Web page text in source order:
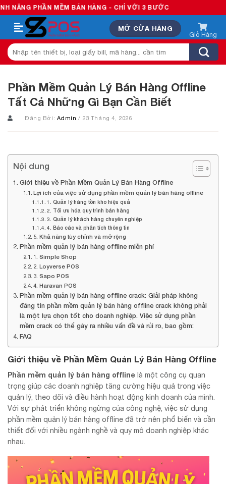
Skip
to
content
MỀM BÁN HÀNG - CHỈ VỚI 3 BƯỚC
MỞ CỬA HÀNG
Tìm
kiếm:
Phần Mềm Quản Lý Bán Hàng Offline
Tất Cả Những Gì Bạn Cần Biết
Đăng Bởi: Admin/ 23 Tháng 4, 2026
Nội dung
Giới thiệu về Phần Mềm Quản Lý Bán Hàng Offline
Lợi ích của việc sử dụng phần mềm quản lý bán hàng offline
1. Quản lý hàng tồn kho hiệu quả
2. Tối ưu hóa quy trình bán hàng
3. Quản lý khách hàng chuyên nghiệp
4. Báo cáo và phân tích thông tin
5. Khả năng tùy chỉnh và mở rộng
Phần mềm quản lý bán hàng offline miễn phí
1. Simple Shop
2. Loyverse POS
3. Sapo POS
4. Haravan POS
Phần mềm quản lý bán hàng offline crack: Giải pháp không
đáng tin phần mềm quản lý bán hàng offline crack không phải
là một lựa chọn tốt cho doanh nghiệp. Việc sử dụng phần
mềm crack có thể gây ra nhiều vấn đề và rủi ro, bao gồm:
FAQ
Giới thiệu về Phần Mềm Quản Lý Bán Hàng Offline
Phần mềm quản lý bán hàng offline là một công cụ quan
trọng giúp các doanh nghiệp tăng cường hiệu quả trong việc
quản lý, theo dõi và điều hành hoạt động kinh doanh của mình.
Với sự phát triển không ngừng của công nghệ, việc sử dụng
phần mềm quản lý bán hàng offline đã trở nên phổ biến và cần
thiết đối với nhiều ngành nghề và quy mô doanh nghiệp khác
nhau.